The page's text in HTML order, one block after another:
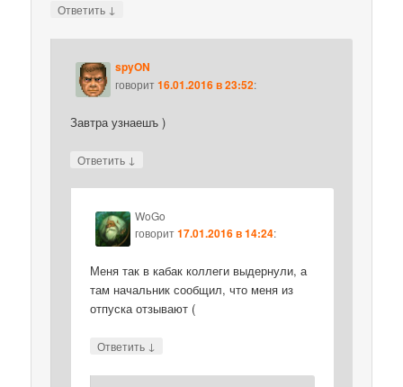
Ответить ↓
spyON
говорит16.01.2016 в 23:52:
Завтра узнаешъ )
Ответить ↓
WoGo
говорит 17.01.2016 в 14:24:
Меня так в кабак коллеги выдернули, а
там начальник сообщил, что меня из
отпуска отзывают (
Ответить ↓